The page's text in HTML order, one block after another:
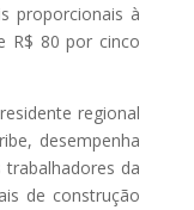
proporcionais à
R$ 80 por cinco
regional
desempenha
da
de construção